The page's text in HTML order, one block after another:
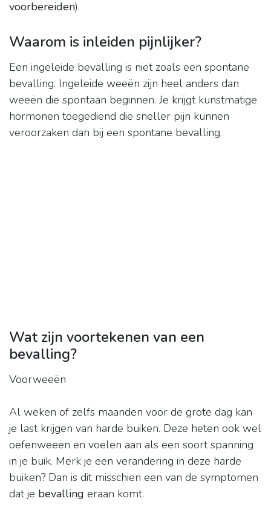
voorbereiden).
Waarom is inleiden pijnlijker?
Een ingeleide bevalling is niet zoals een spontane
bevalling. Ingeleide weeën zijn heel anders dan
weeën die spontaan beginnen. Je krijgt kunstmatige
hormonen toegediend die sneller pijn kunnen
veroorzaken dan bij een spontane bevalling.
Wat zijn voortekenen van een
bevalling?
Voorweeën
Al weken of zelfs maanden voor de grote dag kan
je last krijgen van harde buiken. Deze heten ook wel
oefenweeën en voelen aan als een soort spanning
in je buik. Merk je een verandering in deze harde
buiken? Dan is dit misschien een van de symptomen
dat je bevalling eraan komt.